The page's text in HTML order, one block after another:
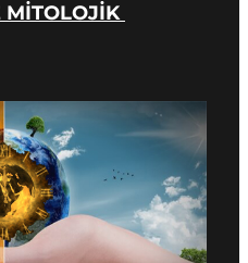
MİTOLOJİK